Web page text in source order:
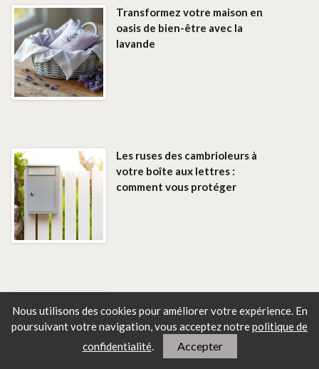
Nous utilisons des cookies pour améliorer votre expérience. En
poursuivant votre navigation, vous acceptez notrepolitique de
confidentialité. Accepter
Transformez votre maison en
oasis de bien-être avec la
lavande
Les ruses des cambrioleurs à
votre boîte aux lettres :
comment vous protéger
au potager et au verger